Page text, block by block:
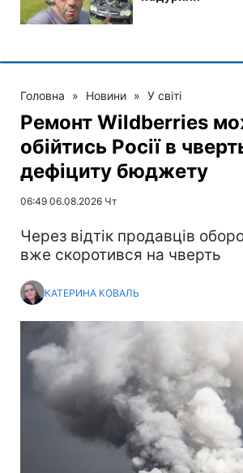
Головна » Новини » У світі
Ремонт Wildberries
обійтись Росії в
дефіциту бюджету
06:49 06.08.2026 Чт
Через відтік продавців
вже скоротився на чверть
КАТЕРИНА КОВАЛЬ